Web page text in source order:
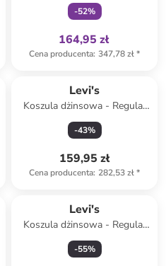
-52%
164,95 zł
Cena producenta: 347,78 zł*
Levi's
Koszula dżinsowa - Regular
fit - w kolorze granatowym
-43%
159,95 zł
Cena producenta: 282,53 zł*
Levi's
Koszula dżinsowa - Regular
fit - w kolorze błękitnym
-55%